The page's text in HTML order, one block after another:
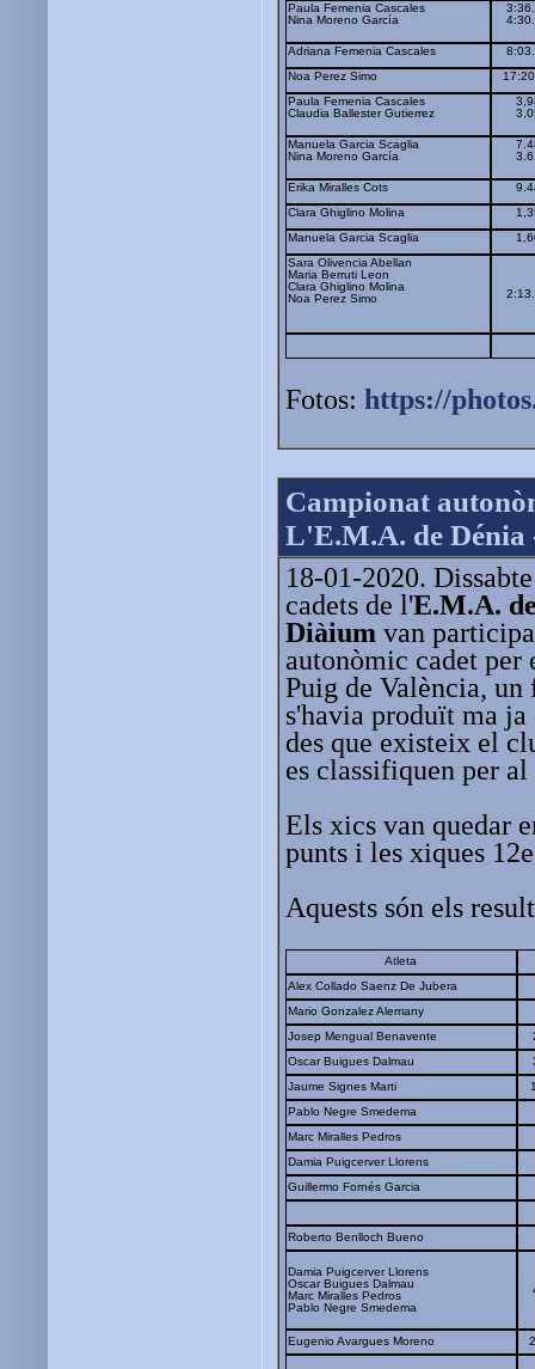
Paula Femenia Cascales
Nina Moreno García
Adriana Femenia Cascales
Noa Perez Simo
Paula Femenia Cascales
Claudia Ballester Gutierrez
Manuela Garcia Scaglia
Nina Moreno García
Erika Miralles Cots
Clara Ghiglino Molina
Manuela Garcia Scaglia
Sara Olivencia Abellan
Maria Berruti Leon
Clara Ghiglino Molina
Noa Perez Simo
Fotos: https://
Campionat
L'E.M.A. de Dénia
18-01-2020.
cadets de l'E.M.A.
Diàium van
autonòmic cadet per
Puig de València,
s'havia produït ma ja
des que existeix el
es classifiquen per
Els xics van quedar
punts i les xiques
Aquests són els
Atleta
Alex Collado Saenz De Jubera
Mario Gonzalez Alemany
Josep Mengual Benavente
Oscar Buigues Dalmau
Jaume Signes Marti
Pablo Negre Smedema
Marc Miralles Pedros
Damia Puigcerver Llorens
Guillermo Fornés Garcia
Roberto Benlloch Bueno
Damia Puigcerver Llorens
Oscar Buigues Dalmau
Marc Miralles Pedros
Pablo Negre Smedema
Eugenio Avargues Moreno